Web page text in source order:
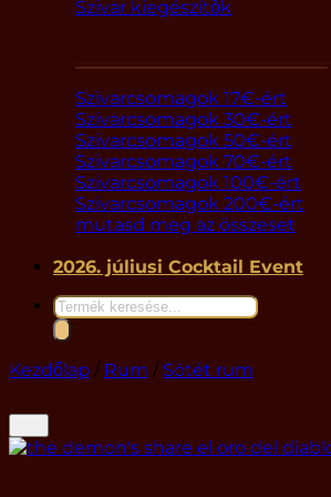
Szivar kiegészítők
Szivarcsomagok 17€-ért
Szivarcsomagok 30€-ért
Szivarcsomagok 50€-ért
Szivarcsomagok 70€-ért
Szivarcsomagok 100€-ért
Szivarcsomagok 200€-ért
mutasd meg az összeset
2026. júliusi Cocktail Event
Products
search
Kezdőlap / Rum / Sötét rum